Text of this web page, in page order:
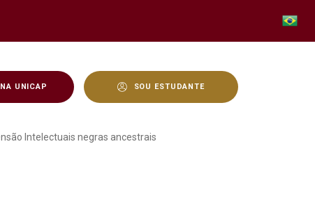
UNICAP SOU ESTUDANTE
o Curso de
Intelectuais negras ancestrais